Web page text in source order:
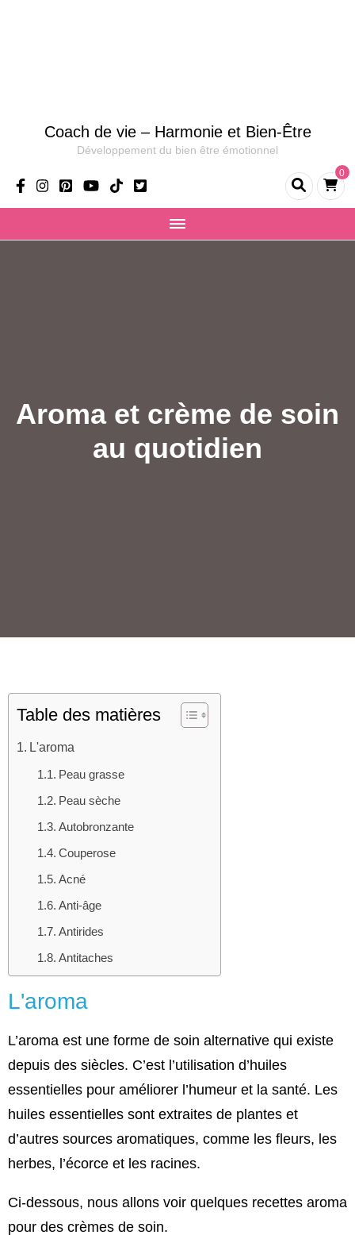
Coach de vie – Harmonie et Bien-Être
Développement du bien être émotionnel
0
Aroma et crème de soin
au quotidien
Table des matières
L'aroma
Peau grasse
Peau sèche
Autobronzante
Couperose
Acné
Anti-âge
Antirides
Antitaches
L'aroma
L’aroma est une forme de soin alternative qui existe
depuis des siècles. C’est l’utilisation d’huiles
essentielles pour améliorer l’humeur et la santé. Les
huiles essentielles sont extraites de plantes et
d’autres sources aromatiques, comme les fleurs, les
herbes, l’écorce et les racines.
Ci-dessous, nous allons voir quelques recettes aroma
pour des crèmes de soin.